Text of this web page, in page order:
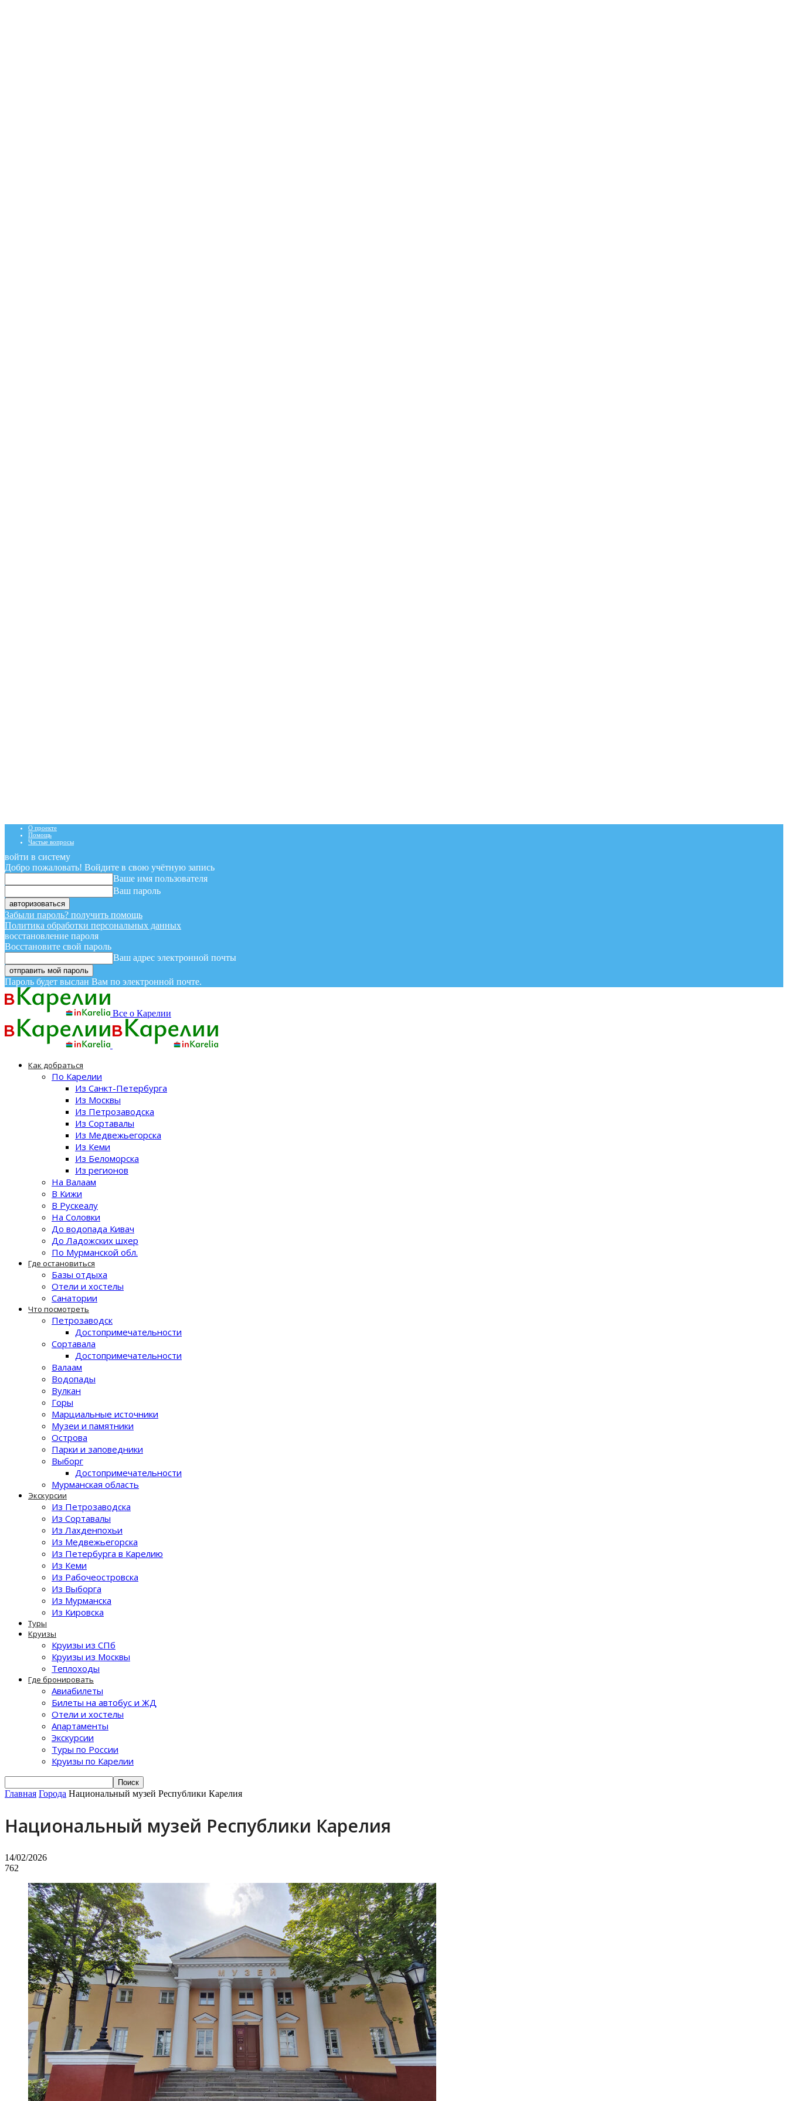
О проекте
Помощь
Частые вопросы
войти в систему
Добро пожаловать! Войдите в свою учётную запись
Ваше имя пользователя
Ваш пароль
Забыли пароль? получить помощь
Политика обработки персональных данных
восстановление пароля
Восстановите свой пароль
Ваш адрес электронной почты
Пароль будет выслан Вам по электронной почте.
Все о Карелии
Как добраться
По Карелии
Из Санкт-Петербурга
Из Москвы
Из Петрозаводска
Из Сортавалы
Из Медвежьегорска
Из Кеми
Из Беломорска
Из регионов
На Валаам
В Кижи
В Рускеалу
На Соловки
До водопада Кивач
До Ладожских шхер
По Мурманской обл.
Где остановиться
Базы отдыха
Отели и хостелы
Санатории
Что посмотреть
Петрозаводск
Достопримечательности
Сортавала
Достопримечательности
Валаам
Водопады
Вулкан
Горы
Марциальные источники
Музеи и памятники
Острова
Парки и заповедники
Выборг
Достопримечательности
Мурманская область
Экскурсии
Из Петрозаводска
Из Сортавалы
Из Лахденпохьи
Из Медвежьегорска
Из Петербурга в Карелию
Из Кеми
Из Рабочеостровска
Из Выборга
Из Мурманска
Из Кировска
Туры
Круизы
Круизы из СПб
Круизы из Москвы
Теплоходы
Где бронировать
Авиабилеты
Билеты на автобус и ЖД
Отели и хостелы
Апартаменты
Экскурсии
Туры по России
Круизы по Карелии
Главная Города Национальный музей Республики Карелия
Национальный музей Республики Карелия
14/02/2026
762